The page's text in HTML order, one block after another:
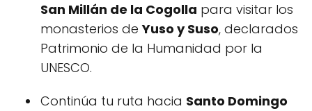
San Millán de la Cogolla para visitar los
monasterios deYuso y Suso, declarados
Patrimonio de la Humanidad por la
UNESCO.
Continúa tu ruta hacia Santo Domingo